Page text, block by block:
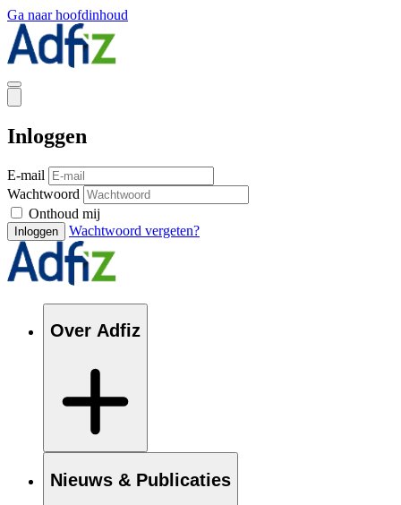
Ga naar hoofdinhoud
Inloggen
E-mail
Wachtwoord
Onthoud mij
Inloggen Wachtwoord vergeten?
Over Adfiz
Nieuws & Publicaties